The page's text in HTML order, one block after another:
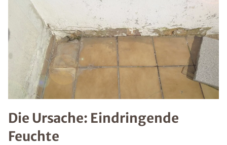
Die Ursache: Eindringende
Feuchte